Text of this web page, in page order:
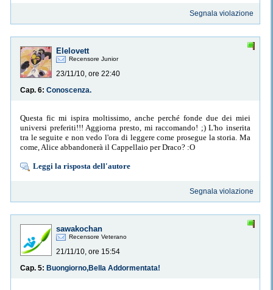
Segnala violazione
Elelovett
Recensore Junior
23/11/10, ore 22:40
Cap. 6: Conoscenza.
Questa fic mi ispira moltissimo, anche perché fonde due dei miei
universi preferiti!!! Aggiorna presto, mi raccomando! ;) L'ho inserita
tra le seguite e non vedo l'ora di leggere come prosegue la storia. Ma
come, Alice abbandonerà il Cappellaio per Draco? :O
Leggi la risposta dell'autore
Segnala violazione
sawakochan
Recensore Veterano
21/11/10, ore 15:54
Cap. 5: Buongiorno,Bella Addormentata!